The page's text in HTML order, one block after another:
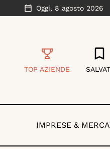
Oggi, 8 agosto 2026
TOP AZIENDE
IMPRESE &